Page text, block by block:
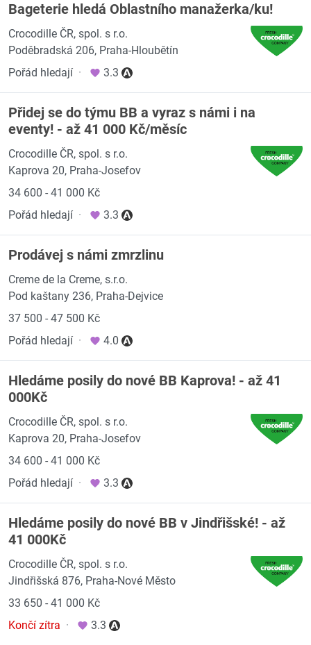
Bageterie hledá Oblastního manažerka/ku!
Crocodille ČR, spol. s r.o.
Poděbradská 206, Praha-Hloubětín
Pořád hledají · 3.3
Přidej se do týmu BB a vyraz s námi i na
eventy! - až 41 000 Kč/měsíc
Crocodille ČR, spol. s r.o.
Kaprova 20, Praha-Josefov
34 600 - 41 000 Kč
Pořád hledají · 3.3
Prodávej s námi zmrzlinu
Creme de la Creme, s.r.o.
Pod kaštany 236, Praha-Dejvice
37 500 - 47 500 Kč
Pořád hledají · 4.0
Hledáme posily do nové BB Kaprova! - až 41
000Kč
Crocodille ČR, spol. s r.o.
Kaprova 20, Praha-Josefov
34 600 - 41 000 Kč
Pořád hledají · 3.3
Hledáme posily do nové BB v Jindřišské! - až
41 000Kč
Crocodille ČR, spol. s r.o.
Jindřišská 876, Praha-Nové Město
33 650 - 41 000 Kč
Končí zítra · 3.3